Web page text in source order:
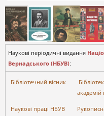
Наукові періодичні видання
Вернадського (НБУВ):
Бібліотечний вісник
академій
Наукові праці НБУВ